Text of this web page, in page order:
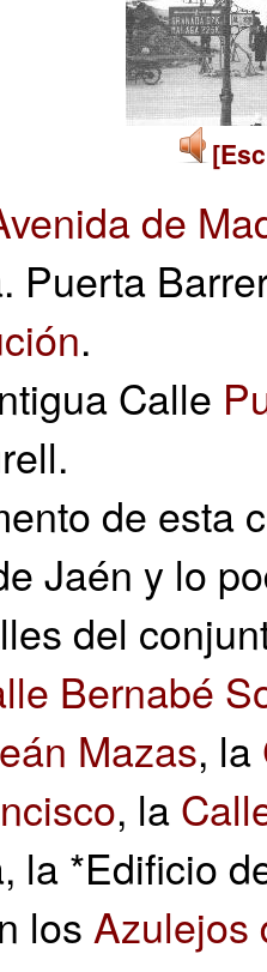
de
Puerta
.
Calle
de esta
Jaén y lo
del
Bernabé
Mazas, la
, la
la *Edificio
los Azulejos